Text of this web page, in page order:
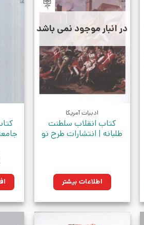
در انبار موجود نمی باشد
ادبیات آمریکا
کتاب انقلاب سلطنت
طلبانه | انتشارات طرح نو
اطلاعات بیشتر